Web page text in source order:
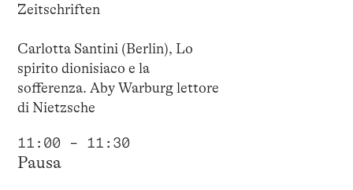
Zeitschriften
Carlotta Santini (Berlin), Lo
spirito dionisiaco e la
sofferenza. Aby Warburg lettore
di Nietzsche
11:00 – 11:30
Pausa